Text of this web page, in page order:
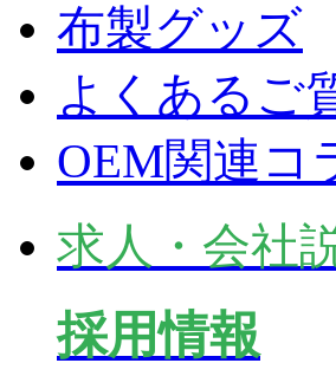
布製グッズ
よくある
OEM関連コ
求人・会社
採用情報